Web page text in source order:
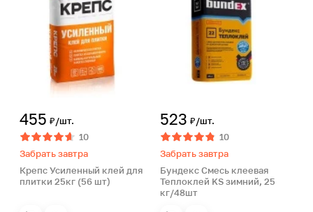
455 ₽/шт.
10
Забрать завтра
Крепс Усиленный клей для
плитки 25кг (56 шт)
523 ₽/шт.
10
Забрать завтра
Бундекс Смесь клеевая
Теплоклей KS зимний, 25
кг/48шт